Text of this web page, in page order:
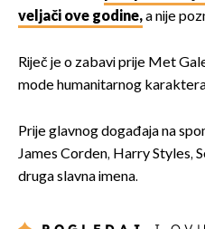
veljači ove godine,a nije
Riječ je o zabavi prije Met
mode humanitarnog
Prije glavnog događaja na
James Corden, Harry Styles,
druga slavna imena.